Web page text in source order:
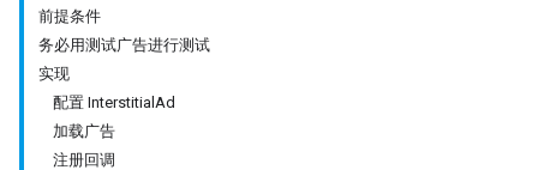
前提条件
务必用测试广告进行测试
实现
配置 InterstitialAd
加载广告
注册回调